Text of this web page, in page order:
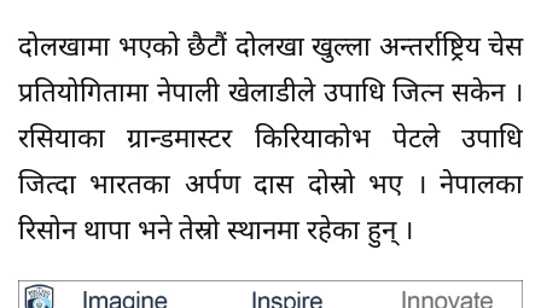
दोलखामा भएको छैटौं दोलखा खुल्ला अन्तर्राष्ट्रिय चेस
प्रतियोगितामा नेपाली खेलाडीले उपाधि जित्न सकेन ।
रसियाका ग्रान्डमास्टर किरियाकोभ पेटले उपाधि
जित्दा भारतका अर्पण दास दोस्रो भए । नेपालका
रिसोन थापा भने तेस्रो स्थानमा रहेका हुन् ।